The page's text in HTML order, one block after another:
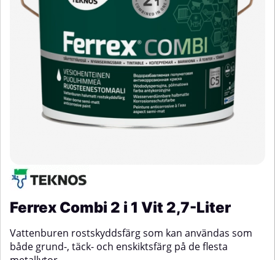
Ferrex Combi 2 i 1 Vit 2,7-Liter
Vattenburen rostskyddsfärg som kan användas som
både grund-, täck- och enskiktsfärg på de flesta